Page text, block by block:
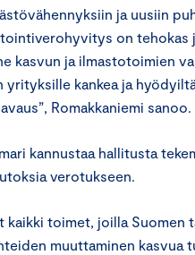
ja uusiin
on tehokas
kasvun ja ilmastotoimien
yrityksille kankea ja
Romakkaniemi sanoo.
kannustaa hallitusta
verotukseen.
kaikki toimet, joilla Suomen
muuttaminen kasvua